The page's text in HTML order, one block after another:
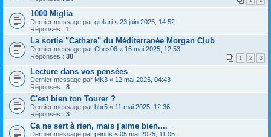
1000 Miglia
Dernier message par giuliari « 23 juin 2025, 14:52
Réponses : 1
La sortie "Cathare" du Méditerranée Morgan Club
Dernier message par Chris06 « 16 mai 2025, 12:53
Réponses : 38 1 2 3
Lecture dans vos pensées
Dernier message par MK3 « 12 mai 2025, 04:43
Réponses : 8
C'est bien ton Tourer ?
Dernier message par hbr5 « 11 mai 2025, 12:36
Réponses : 3
Ca ne sert à rien, mais j'aime bien....
Dernier message par penns « 05 mai 2025, 11:05